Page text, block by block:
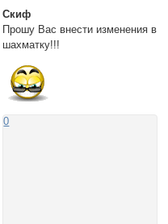
Скиф
Прошу Вас внести изменения в
шахматку!!!
0